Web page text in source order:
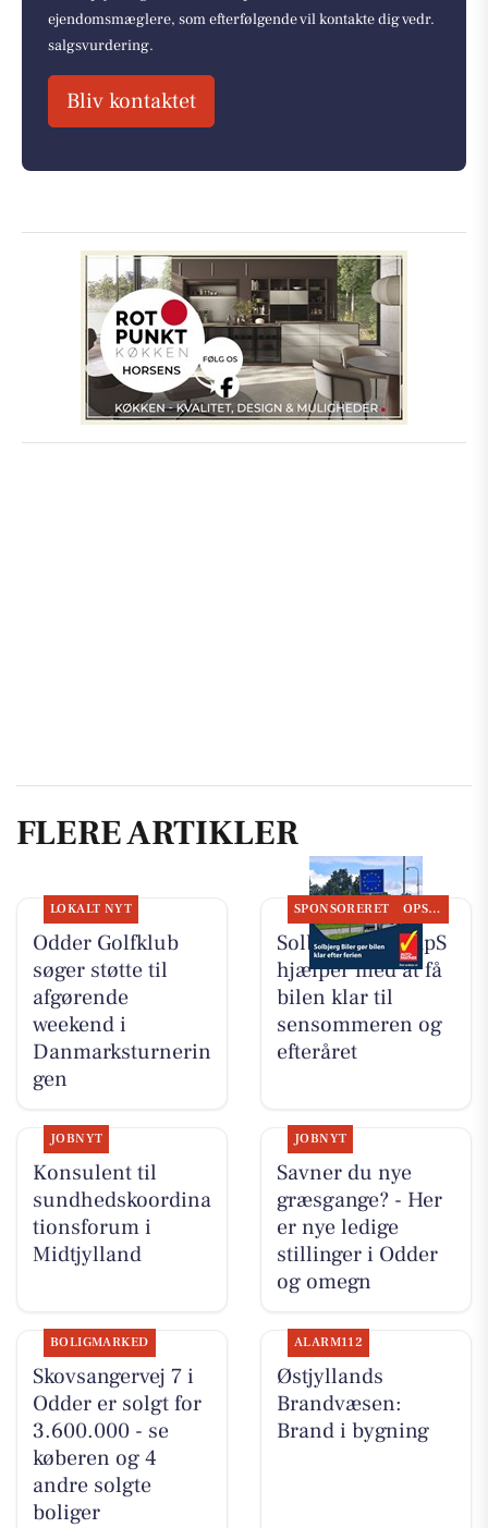
ejendomsmæglere, som efterfølgende vil kontakte dig vedr.
salgsvurdering.
Bliv kontaktet
FLERE ARTIKLER
LOKALT NYT
Odder Golfklub
søger støtte til
afgørende
weekend i
Danmarksturnerin
gen
SPONSORERET OPSLAGSTAVLEN
Solbjerg Biler ApS
hjælper med at få
bilen klar til
sensommeren og
efteråret
JOBNYT
Konsulent til
sundhedskoordina
tionsforum i
Midtjylland
JOBNYT
Savner du nye
græsgange? - Her
er nye ledige
stillinger i Odder
og omegn
BOLIGMARKED
Skovsangervej 7 i
Odder er solgt for
3.600.000 - se
køberen og 4
andre solgte
boliger
ALARM112
Østjyllands
Brandvæsen:
Brand i bygning